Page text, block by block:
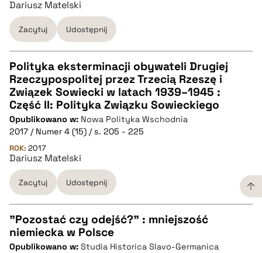
BIBTEX
pobierz cytat
Dariusz Matelski
Zacytuj Udostępnij
CZYSTY TEKST
pobierz cytat
BIBTEX
pobierz cytat
Polityka eksterminacji obywateli Drugiej
Rzeczypospolitej przez Trzecią Rzeszę i
Związek Sowiecki w latach 1939–1945 :
Część II: Polityka Związku Sowieckiego
Opublikowano w: Nowa Polityka Wschodnia
2017 / Numer 4 (15) / s. 205 - 225
ROK: 2017
Dariusz Matelski
Zacytuj Udostępnij
CZYSTY TEKST
"Pozostać czy odejść?" : mniejszość
niemiecka w Polsce
Opublikowano w: Studia Historica Slavo-Germanica